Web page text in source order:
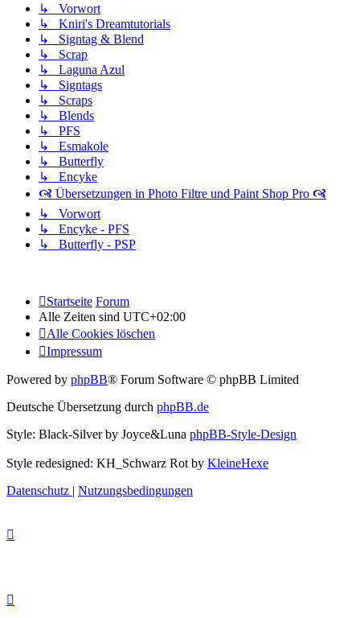
↳ Vorwort
↳ Kniri's Dreamtutorials
↳ Signtag & Blend
↳ Scrap
↳ Laguna Azul
↳ Signtags
↳ Scraps
↳ Blends
↳ PFS
↳ Esmakole
↳ Butterfly
↳ Encyke
🙧 Übersetzungen in Photo Filtre und Paint Shop Pro 🙧
↳ Vorwort
↳ Encyke - PFS
↳ Butterfly - PSP
Startseite Forum
Alle Zeiten sind UTC+02:00
Alle Cookies löschen
Impressum
Powered by phpBB® Forum Software © phpBB Limited
Deutsche Übersetzung durch phpBB.de
Style: Black-Silver by Joyce&Luna phpBB-Style-Design
Style redesigned: KH_Schwarz Rot by KleineHexe
Datenschutz | Nutzungsbedingungen